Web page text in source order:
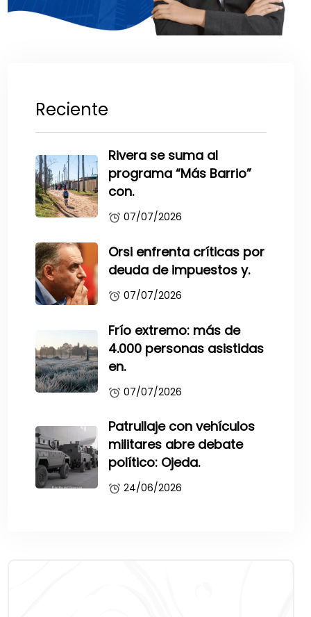
Reciente
Rivera se suma al
programa “Más Barrio”
con.
07/07/2026
Orsi enfrenta críticas por
deuda de impuestos y.
07/07/2026
Frío extremo: más de
4.000 personas asistidas
en.
07/07/2026
Patrullaje con vehículos
militares abre debate
político: Ojeda.
24/06/2026